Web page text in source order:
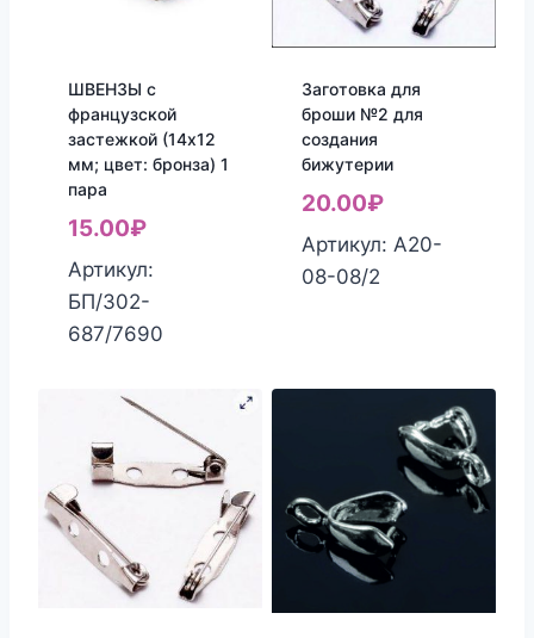
ШВЕНЗЫ с
французской
застежкой (14х12
мм; цвет: бронза) 1
пара
15.00₽
Артикул:
БП/302-
687/7690
Заготовка для
броши №2 для
создания
бижутерии
20.00₽
Артикул: А20-
08-08/2